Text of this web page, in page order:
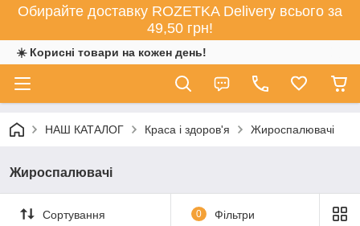
Обирайте доставку ROZETKA Delivery всього за
49,50 грн!
☀️ Корисні товари на кожен день!
НАШ КАТАЛОГ Краса і здоров'я Жироспалювачі
Жироспалювачі
Сортування 0 Фільтри